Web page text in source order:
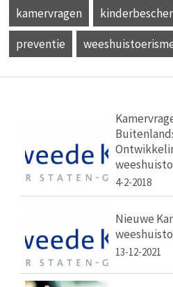
kamervragen
preventie
4-2-2018
Nieuwe
13-12-2021